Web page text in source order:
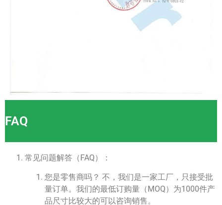
FAQ
常见问题解答（FAQ）：
您是零售商吗？ 不，我们是一家工厂，只接受批
量订单。我们的最低订购量（MOQ）为1000件产
品尺寸比较大的可以咨询销售。